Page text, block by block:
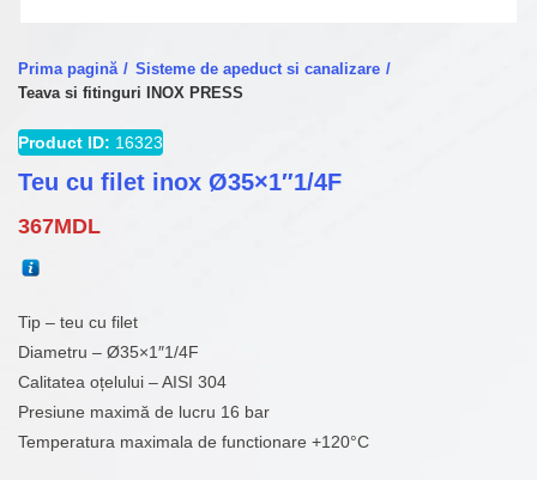
Prima pagină
Sisteme de apeduct si canalizare
Teava si fitinguri INOX PRESS
Product ID: 16323
Teu cu filet inox Ø35×1″1/4F
367MDL
Tip – teu cu filet
Diametru – Ø35×1″1/4F
Calitatea oțelului – AISI 304
Presiune maximă de lucru 16 bar
Temperatura maximala de functionare +120°C